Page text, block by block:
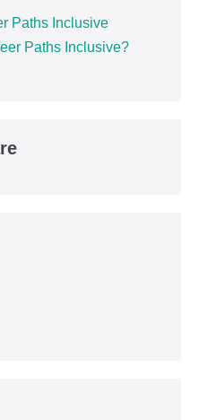
Paths Inclusive
Paths Inclusive?